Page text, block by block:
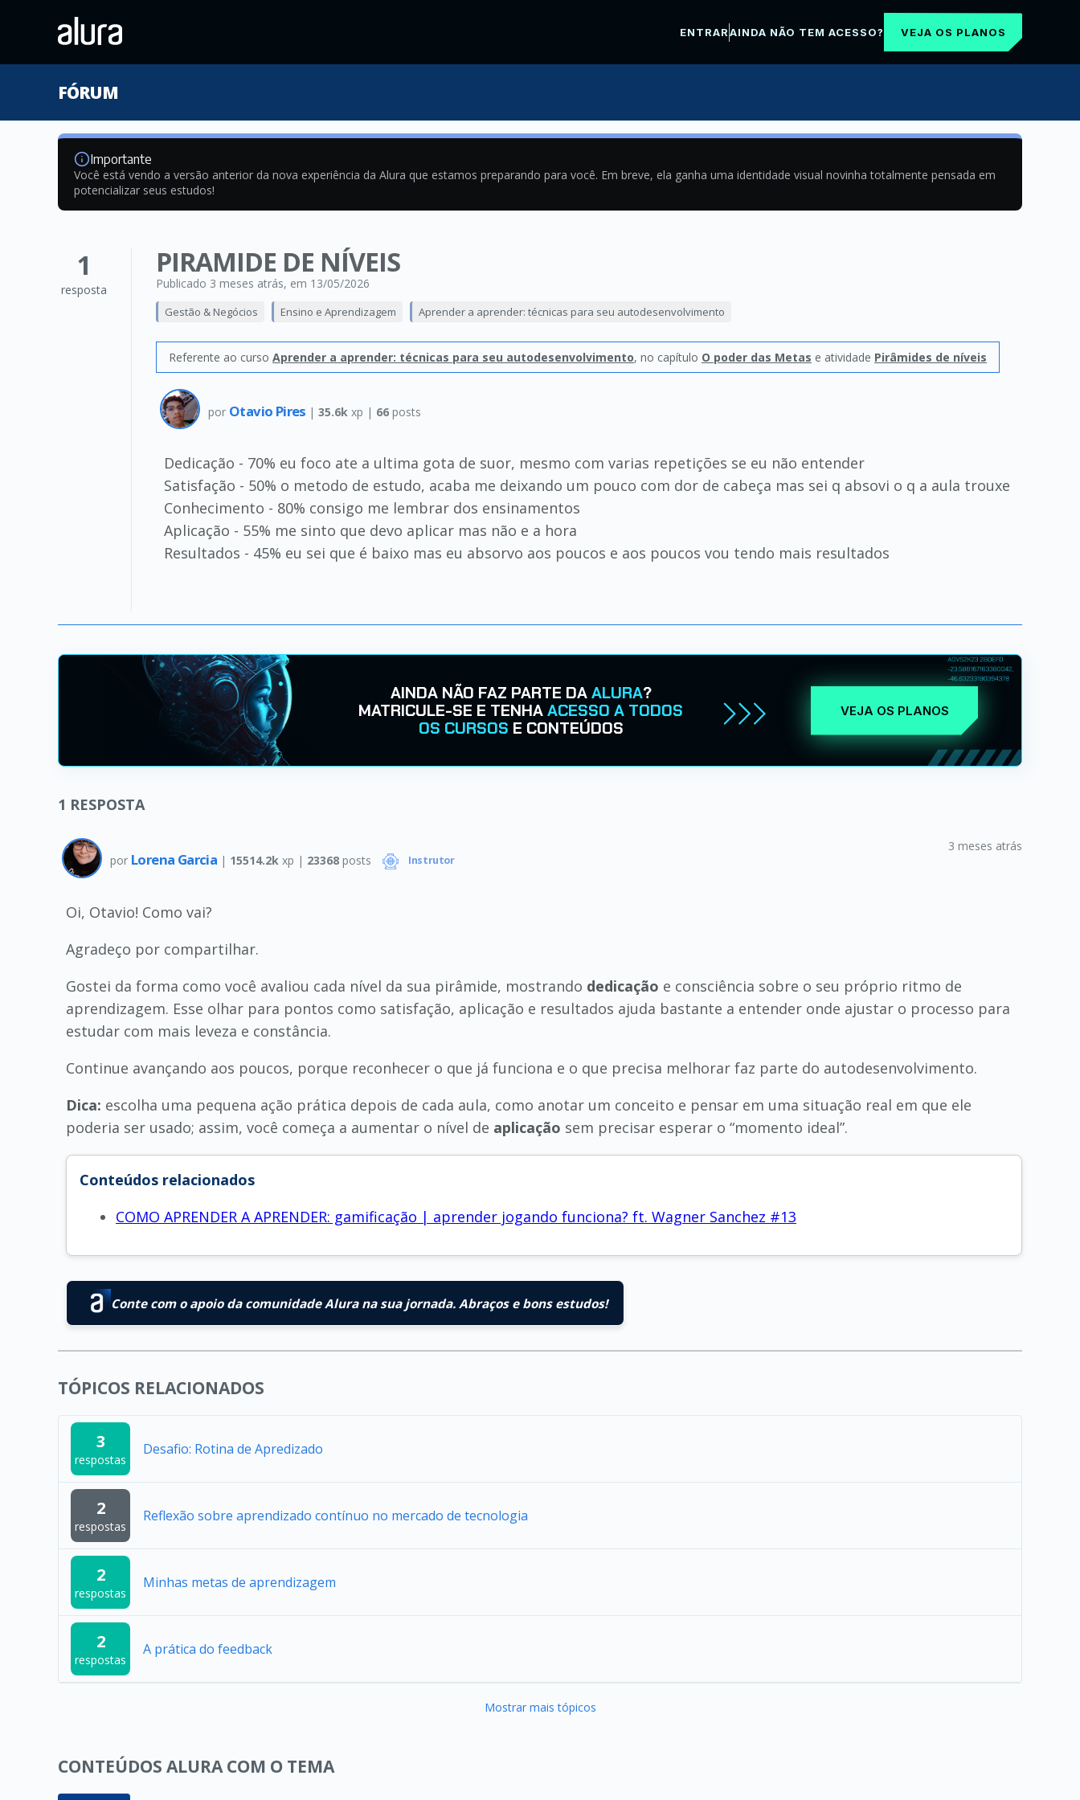
ENTRARAINDA NÃO TEM ACESSO? VEJA OS PLANOS
FÓRUM
Importante
Você está vendo a versão anterior da nova experiência da Alura que estamos preparando para você. Em breve, ela ganha uma identidade visual novinha totalmente pensada em
potencializar seus estudos!
1
resposta
PIRAMIDE DE NÍVEIS
Publicado 3 meses atrás, em 13/05/2026
Gestão & Negócios Ensino e Aprendizagem Aprender a aprender: técnicas para seu autodesenvolvimento
Referente ao curso Aprender a aprender: técnicas para seu autodesenvolvimento, no capítulo O poder das Metas e atividade Pirâmides de níveis
por Otavio Pires |35.6k xp | 66 posts
Dedicação - 70% eu foco ate a ultima gota de suor, mesmo com varias repetições se eu não entender
Satisfação - 50% o metodo de estudo, acaba me deixando um pouco com dor de cabeça mas sei q absovi o q a aula trouxe
Conhecimento - 80% consigo me lembrar dos ensinamentos
Aplicação - 55% me sinto que devo aplicar mas não e a hora
Resultados - 45% eu sei que é baixo mas eu absorvo aos poucos e aos poucos vou tendo mais resultados
AINDA NÃO FAZ PARTE DAALURA?
MATRICULE-SE E TENHAACESSO A TODOS
OS CURSOS E CONTEÚDOS
VEJA OS PLANOS
1 RESPOSTA
por Lorena Garcia | 15514.2k xp | 23368posts Instrutor
3 meses atrás
Oi, Otavio! Como vai?
Agradeço por compartilhar.
Gostei da forma como você avaliou cada nível da sua pirâmide, mostrando dedicação e consciência sobre o seu próprio ritmo de
aprendizagem. Esse olhar para pontos como satisfação, aplicação e resultados ajuda bastante a entender onde ajustar o processo para
estudar com mais leveza e constância.
Continue avançando aos poucos, porque reconhecer o que já funciona e o que precisa melhorar faz parte do autodesenvolvimento.
Dica: escolha uma pequena ação prática depois de cada aula, como anotar um conceito e pensar em uma situação real em que ele
poderia ser usado; assim, você começa a aumentar o nível de aplicação sem precisar esperar o “momento ideal”.
Conteúdos relacionados
COMO APRENDER A APRENDER: gamificação | aprender jogando funciona? ft. Wagner Sanchez #13
Conte com o apoio da comunidade Alura na sua jornada. Abraços e bons estudos!
TÓPICOS RELACIONADOS
3
respostas
Desafio: Rotina de Apredizado
2
respostas
Reflexão sobre aprendizado contínuo no mercado de tecnologia
2
respostas
Minhas metas de aprendizagem
2
respostas
A prática do feedback
Mostrar mais tópicos
CONTEÚDOS ALURA COM O TEMA